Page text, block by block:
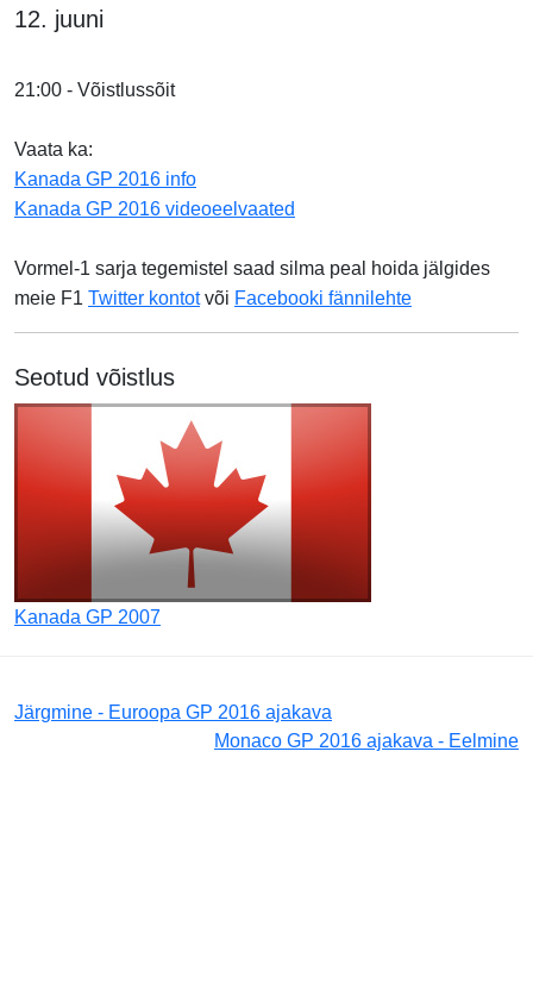
12. juuni
21:00 - Võistlussõit
Vaata ka:
Kanada GP 2016 info
Kanada GP 2016 videoeelvaated
Vormel-1 sarja tegemistel saad silma peal hoida jälgides
meie F1 Twitter kontotvõi Facebooki fännilehte
Seotud võistlus
Kanada GP 2007
Järgmine - Euroopa GP 2016 ajakava
Monaco GP 2016 ajakava - Eelmine